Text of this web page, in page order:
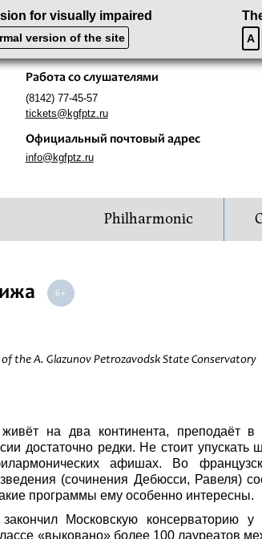
for visually impaired
version of the site A
Работа со слушателями
(8142) 77-45-57
tickets@kgfptz.ru
Официальный почтовый адрес
info@kgfptz.ru
Philharmonic
of the A. Glazunov Petrozavodsk State Conservatory
на два континента, преподаёт в
достаточно редки. Не стоит
афишах. Во
(сочинения Дебюсси, Равеля)
программы ему особенно интересны.
Московскую консерваторию
«выковано» более 100 лауреатов